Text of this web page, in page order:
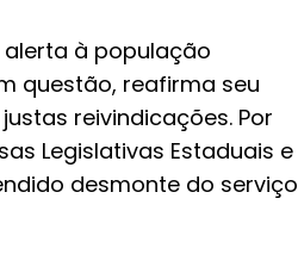
à população
questão, reafirma seu
reivindicações. Por
Legislativas Estaduais e
desmonte do serviço